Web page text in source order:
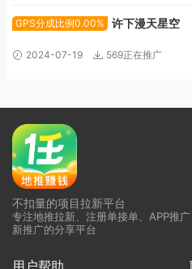
GPS分成比例0.00% 许下漫天星空
2024-07-19 569正在推广
不扣量的项目拉新平台
专注地推拉新、注册单接单、APP推
新推广的分享平台
用户帮助